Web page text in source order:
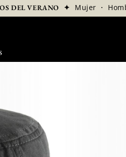
DEL VERANO ✦ Mujer ·